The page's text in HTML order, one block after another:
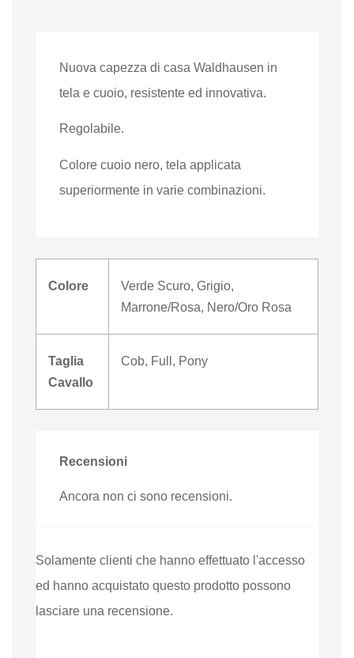
Nuova capezza di casa Waldhausen in
tela e cuoio, resistente ed innovativa.
Regolabile.
Colore cuoio nero, tela applicata
superiormente in varie combinazioni.
Colore Verde Scuro, Grigio,
Marrone/Rosa, Nero/Oro Rosa
Taglia
Cavallo
Cob, Full , Pony
Recensioni
Ancora non ci sono recensioni.
Solamente clienti che hanno effettuato l'accesso
ed hanno acquistato questo prodotto possono
lasciare una recensione.